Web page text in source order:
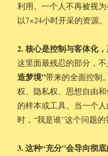
利用。一个人不再被视
以7×24小时开采的资源。
2. 核心是控制与客体化
这里面最残忍的部分，
造梦境”带来的全面控制
权、隐私权、思想自由
的样本或工具。当一个
时，“我是谁”这个问题的
3. 这种“充分”会导向彻